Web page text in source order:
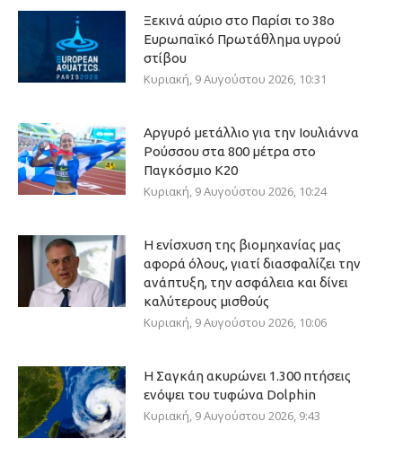
Ξεκινά αύριο στο Παρίσι το 38ο
Ευρωπαϊκό Πρωτάθλημα υγρού
στίβου
Κυριακή, 9 Αυγούστου 2026, 10:31
Αργυρό μετάλλιο για την Ιουλιάννα
Ρούσσου στα 800 μέτρα στο
Παγκόσμιο Κ20
Κυριακή, 9 Αυγούστου 2026, 10:24
Η ενίσχυση της βιομηχανίας μας
αφορά όλους, γιατί διασφαλίζει την
ανάπτυξη, την ασφάλεια και δίνει
καλύτερους μισθούς
Κυριακή, 9 Αυγούστου 2026, 10:06
Η Σαγκάη ακυρώνει 1.300 πτήσεις
ενόψει του τυφώνα Dolphin
Κυριακή, 9 Αυγούστου 2026, 9:43